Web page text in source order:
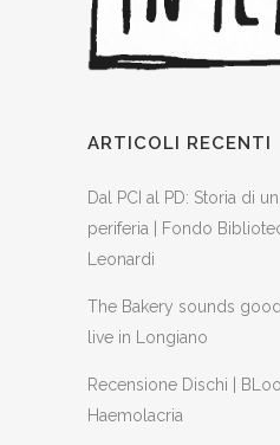
ARTICOLI RECENTI
Dal PCI al PD: Storia di
periferia | Fondo
Leonardi
The Bakery sounds
live in Longiano
Recensione Dischi |
Haemolacria